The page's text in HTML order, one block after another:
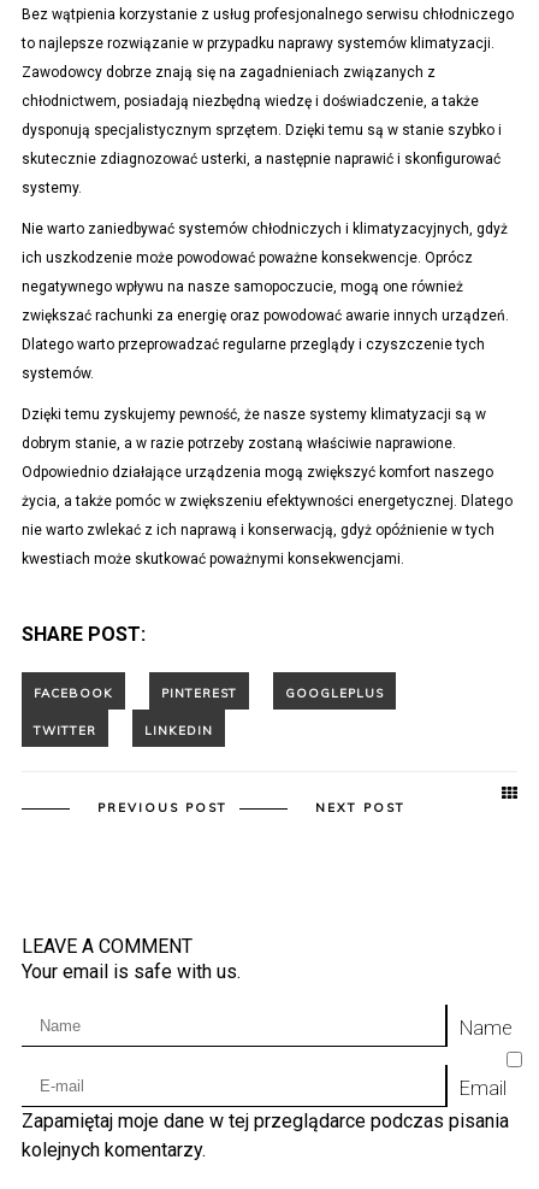
Bez wątpienia korzystanie z usług profesjonalnego serwisu chłodniczego
to najlepsze rozwiązanie w przypadku naprawy systemów klimatyzacji.
Zawodowcy dobrze znają się na zagadnieniach związanych z
chłodnictwem, posiadają niezbędną wiedzę i doświadczenie, a także
dysponują specjalistycznym sprzętem. Dzięki temu są w stanie szybko i
skutecznie zdiagnozować usterki, a następnie naprawić i skonfigurować
systemy.
Nie warto zaniedbywać systemów chłodniczych i klimatyzacyjnych, gdyż
ich uszkodzenie może powodować poważne konsekwencje. Oprócz
negatywnego wpływu na nasze samopoczucie, mogą one również
zwiększać rachunki za energię oraz powodować awarie innych urządzeń.
Dlatego warto przeprowadzać regularne przeglądy i czyszczenie tych
systemów.
Dzięki temu zyskujemy pewność, że nasze systemy klimatyzacji są w
dobrym stanie, a w razie potrzeby zostaną właściwie naprawione.
Odpowiednio działające urządzenia mogą zwiększyć komfort naszego
życia, a także pomóc w zwiększeniu efektywności energetycznej. Dlatego
nie warto zwlekać z ich naprawą i konserwacją, gdyż opóźnienie w tych
kwestiach może skutkować poważnymi konsekwencjami.
SHARE POST:
PREVIOUS POST NEXT POST
LEAVE A COMMENT
Your email is safe with us.
Name
Email
Zapamiętaj moje dane w tej przeglądarce podczas pisania
kolejnych komentarzy.